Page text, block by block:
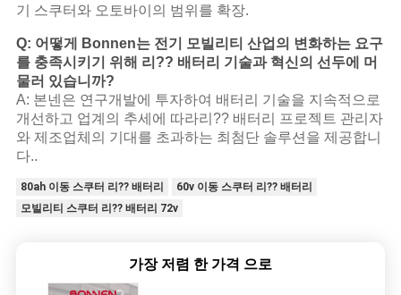
기 스쿠터와 오토바이의 범위를 확장.
Q: 어떻게 Bonnen는 전기 모빌리티 산업의 변화하는 요구
를 충족시키기 위해 리?? 배터리 기술과 혁신의 선두에 머
물러 있습니까?
A: 본넨은 연구개발에 투자하여 배터리 기술을 지속적으로
개선하고 업계의 추세에 따라리?? 배터리 프로젝트 관리자
와 제조업체의 기대를 초과하는 최첨단 솔루션을 제공합니
다..
80ah 이동 스쿠터 리?? 배터리
60v 이동 스쿠터 리?? 배터리
모빌리티 스쿠터 리?? 배터리 72v
가장 저렴 한 가격 으로